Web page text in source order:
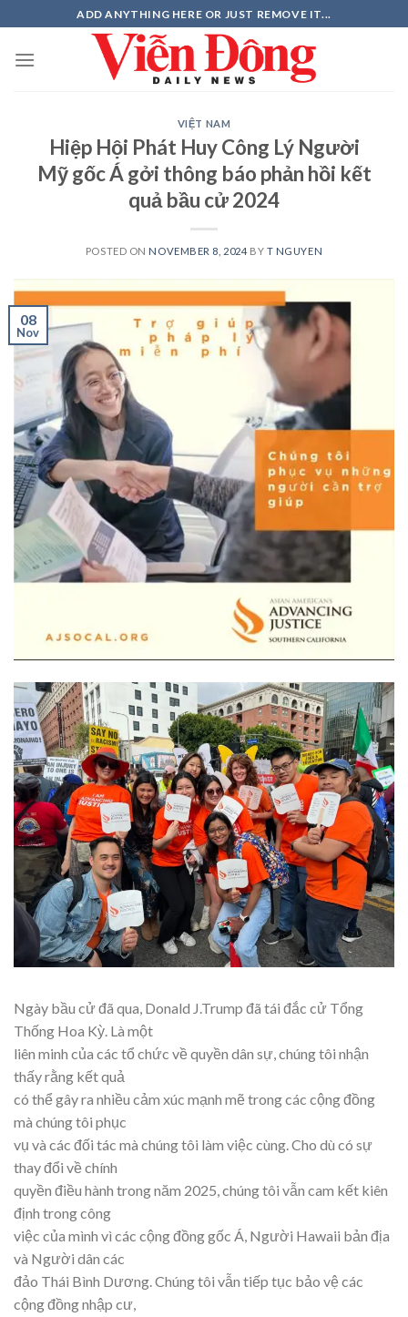
to
content
ADD ANYTHING HERE OR JUST REMOVE IT...
VIỆT NAM
Hiệp Hội Phát Huy Công Lý Người
Mỹ gốc Á gởi thông báo phản hồi kết
quả bầu cử 2024
POSTED ON NOVEMBER 8, 2024 BY T NGUYEN
08
Nov
Ngày bầu cử đã qua, Donald J.Trump đã tái đắc cử Tổng
Thống Hoa Kỳ. Là một
liên minh của các tổ chức về quyền dân sự, chúng tôi nhận
thấy rằng kết quả
có thể gây ra nhiều cảm xúc mạnh mẽ trong các cộng đồng
mà chúng tôi phục
vụ và các đối tác mà chúng tôi làm việc cùng. Cho dù có sự
thay đổi về chính
quyền điều hành trong năm 2025, chúng tôi vẫn cam kết kiên
định trong công
việc của mình vì các cộng đồng gốc Á, Người Hawaii bản địa
và Người dân các
đảo Thái Bình Dương. Chúng tôi vẫn tiếp tục bảo vệ các
cộng đồng nhập cư,